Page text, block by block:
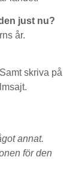
just nu?
år.
skriva på
annat.
för den